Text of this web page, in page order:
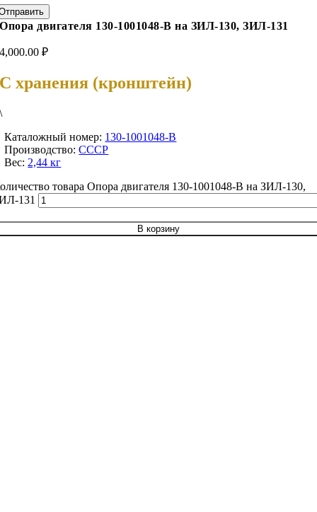
Опора двигателя 130-1001048-В на ЗИЛ-130, ЗИЛ-131
4,000.00₽
С хранения (кронштейн)
\
Каталожный номер: 130-1001048-В
Производство:СССР
Вес: 2,44 кг
товара Опора двигателя 130-1001048-В на ЗИЛ-130,
131
В корзину